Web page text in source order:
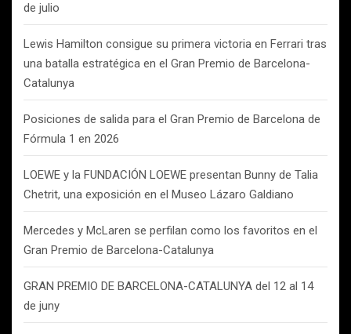
de julio
Lewis Hamilton consigue su primera victoria en Ferrari tras
una batalla estratégica en el Gran Premio de Barcelona-
Catalunya
Posiciones de salida para el Gran Premio de Barcelona de
Fórmula 1 en 2026
LOEWE y la FUNDACIÓN LOEWE presentan Bunny de Talia
Chetrit, una exposición en el Museo Lázaro Galdiano
Mercedes y McLaren se perfilan como los favoritos en el
Gran Premio de Barcelona-Catalunya
GRAN PREMIO DE BARCELONA-CATALUNYA del 12 al 14
de juny